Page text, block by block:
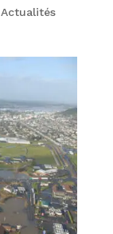
Actualités